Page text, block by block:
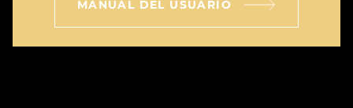
MANUAL DEL USUARIO